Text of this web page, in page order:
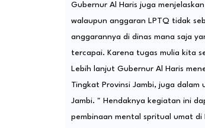
Gubernur Al Haris juga
walaupun anggaran LPTQ tidak
anggarannya di dinas mana saja
tercapai. Karena tugas mulia kita
Lebih lanjut Gubernur Al Haris
Tingkat Provinsi Jambi, juga
Jambi. " Hendaknya kegiatan ini
pembinaan mental spritual umat di